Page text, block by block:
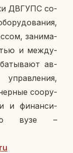
ДВГУПС со­
за­ни­ма­
и меж­ду­
ав­
со­ору­
и фи­нан­си­
о вузе –